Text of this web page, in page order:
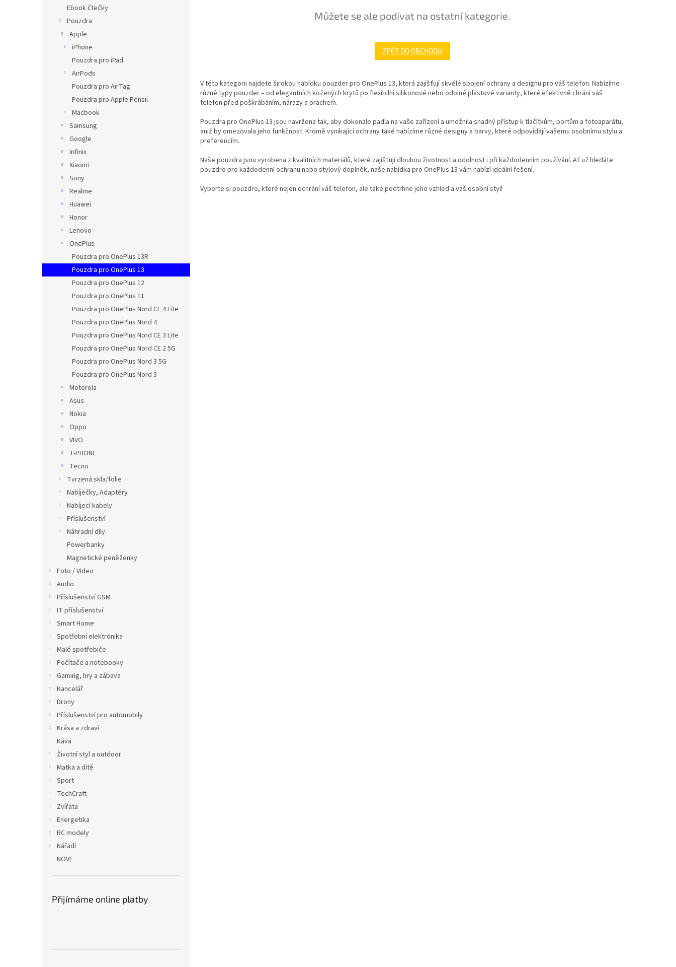
Ebook čtečky
Pouzdra
Apple
iPhone
Pouzdra pro iPad
AirPods
Pouzdra pro AirTag
Pouzdra pro Apple Pensil
Macbook
Samsung
Google
Infinix
Xiaomi
Sony
Realme
Huawei
Honor
Lenovo
OnePlus
Pouzdra pro OnePlus 13R
Pouzdra pro OnePlus 13
Pouzdra pro OnePlus 12
Pouzdra pro OnePlus 11
Pouzdra pro OnePlus Nord CE 4 Lite
Pouzdra pro OnePlus Nord 4
Pouzdra pro OnePlus Nord CE 3 Lite
Pouzdra pro OnePlus Nord CE 2 5G
Pouzdra pro OnePlus Nord 3 5G
Pouzdra pro OnePlus Nord 3
Motorola
Asus
Nokia
Oppo
VIVO
T-PHONE
Tecno
Tvrzená skla/folie
Nabíječky, Adaptéry
Nabíjecí kabely
Příslušenství
Náhradní díly
Powerbanky
Magnetické peněženky
Foto / Video
Audio
Příslušenství GSM
IT příslušenství
Smart Home
Spotřební elektronika
Malé spotřebiče
Počítače a notebooky
Gaming, hry a zábava
Kancelář
Drony
Příslušenství pro automobily
Krása a zdraví
Káva
Životní styl a outdoor
Matka a dítě
Sport
TechCraft
Zvířata
Energetika
RC modely
Nářadí
NOVE
Přijímáme online platby
Můžete se ale podívat na ostatní kategorie.
ZPĚT DO OBCHODU
V této kategorii najdete širokou nabídku pouzder pro OnePlus 13, která zajišťují skvélé spojení ochrany a designu pro váš telefon. Nabízíme
různé typy pouzder – od elegantních kožených krytů po flexibilní silikonové nebo odolné plastové varianty, které efektivně chrání váš
telefon před poškrábáním, nárazy a prachem.
Pouzdra pro OnePlus 13 jsou navržena tak, aby dokonale padla na vaše zařízení a umožnila snadný přístup k tlačítkům, portům a fotoaparátu,
aniž by omezovala jeho funkčnost. Kromě vynikající ochrany také nabízíme různé designy a barvy, které odpovídají vašemu osobnímu stylu a
preferencím.
Naše pouzdra jsou vyrobena z kvalitních materiálů, které zajišťují dlouhou životnost a odolnost i při každodenním používání. Ať už hledáte
pouzdro pro každodenní ochranu nebo stylový doplněk, naše nabídka pro OnePlus 13 vám nabízí ideální řešení.
Vyberte si pouzdro, které nejen ochrání váš telefon, ale také podtrhne jeho vzhled a váš osobní styl!